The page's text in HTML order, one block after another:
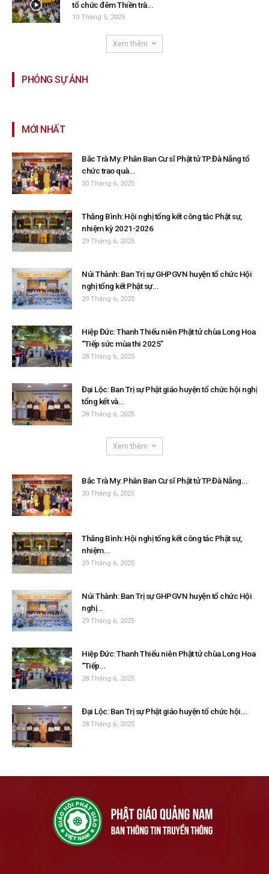
tổ chức đêm Thiền trà...
10 Tháng 5, 2025
Xem thêm
PHÓNG SỰ ẢNH
MỚI NHẤT
Bắc Trà My: Phân Ban Cư sĩ Phật tử TP.Đà Nẵng tổ
chức trao quà...
30 Tháng 6, 2025
Thăng Bình: Hội nghị tổng kết công tác Phật sự,
nhiệm kỳ 2021-2026
29 Tháng 6, 2025
Núi Thành: Ban Trị sự GHPGVN huyện tổ chức Hội
nghị tổng kết Phật sự...
29 Tháng 6, 2025
Hiệp Đức: Thanh Thiếu niên Phật tử chùa Long Hoa
“Tiếp sức mùa thi 2025”
28 Tháng 6, 2025
Đại Lộc: Ban Trị sự Phật giáo huyện tổ chức hội nghị
tổng kết và...
28 Tháng 6, 2025
Xem thêm
Bắc Trà My: Phân Ban Cư sĩ Phật tử TP.Đà Nẵng...
30 Tháng 6, 2025
Thăng Bình: Hội nghị tổng kết công tác Phật sự,
nhiệm...
29 Tháng 6, 2025
Núi Thành: Ban Trị sự GHPGVN huyện tổ chức Hội
nghị...
29 Tháng 6, 2025
Hiệp Đức: Thanh Thiếu niên Phật tử chùa Long Hoa
“Tiếp...
28 Tháng 6, 2025
Đại Lộc: Ban Trị sự Phật giáo huyện tổ chức hội...
28 Tháng 6, 2025